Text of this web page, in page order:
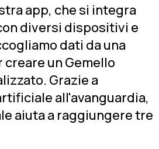
app, che si integra
diversi dispositivi e
dati da una
un Gemello
Grazie a
all'avanguardia,
aiuta a raggiungere tre